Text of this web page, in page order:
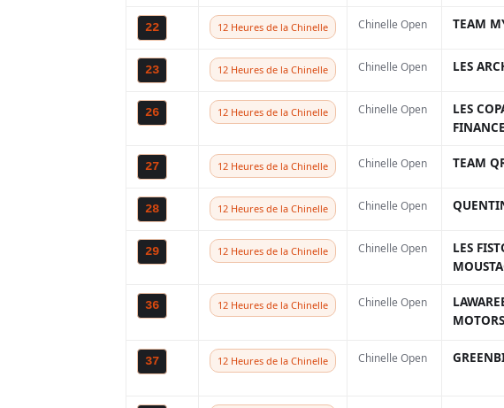
22 12 Heures de la Chinelle Chinelle Open TEAM
23 12 Heures de la Chinelle Chinelle Open LES
26 12 Heures de la Chinelle Chinelle Open
LES
FINANCE
27 12 Heures de la Chinelle Chinelle Open TEAM
28 12 Heures de la Chinelle Chinelle Open
29 12 Heures de la Chinelle Chinelle Open
LES
36 12 Heures de la Chinelle Chinelle Open
37 12 Heures de la Chinelle Chinelle Open
Après sa première victoire sur
Hawkstone Park et à quelques
du championnat MXGP en
Coldenhoff se confie sur son
ses objectifs pour la saison